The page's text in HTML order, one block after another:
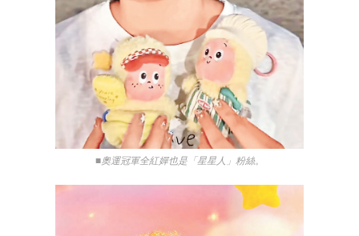
■奧運冠軍全紅嬋也是「星星人」粉絲。